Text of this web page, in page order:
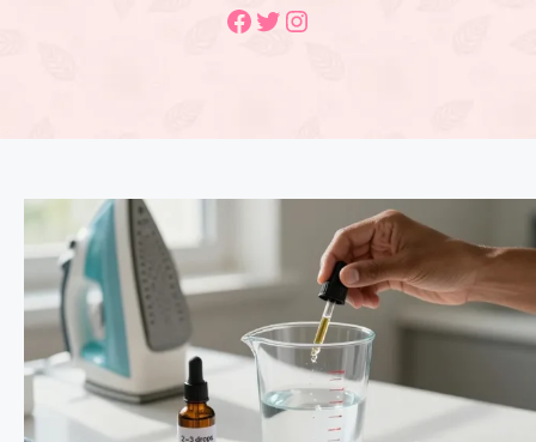
Facebook
Twitter
Instagram